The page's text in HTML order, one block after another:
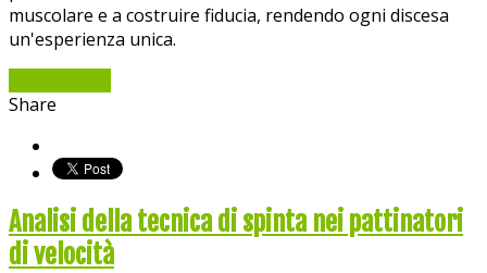
muscolare e a costruire fiducia, rendendo ogni discesa
un'esperienza unica.
Share
Analisi della tecnica di spinta nei pattinatori
di velocità